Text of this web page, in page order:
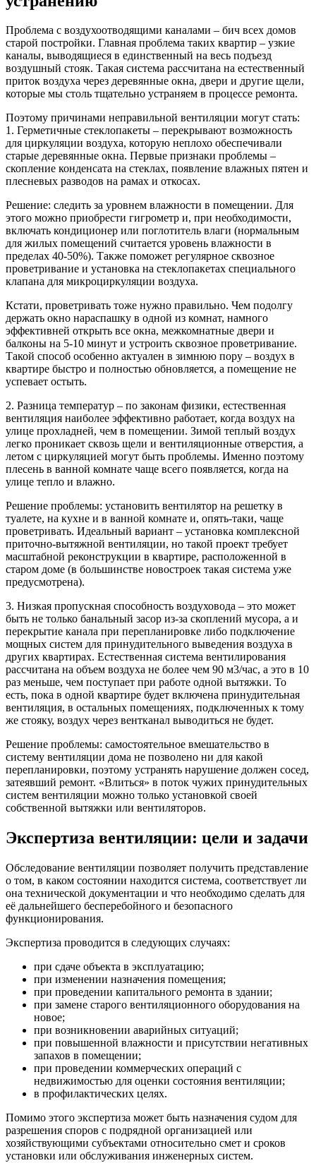
Проблема с воздухоотводящими каналами – бич всех домов
старой постройки. Главная проблема таких квартир – узкие
каналы, выводящиеся в единственный на весь подъезд
воздушный стояк. Такая система рассчитана на естественный
приток воздуха через деревянные окна, двери и другие щели,
которые мы столь тщательно устраняем в процессе ремонта.
Поэтому причинами неправильной вентиляции могут стать:
1. Герметичные стеклопакеты – перекрывают возможность
для циркуляции воздуха, которую неплохо обеспечивали
старые деревянные окна. Первые признаки проблемы –
скопление конденсата на стеклах, появление влажных пятен и
плесневых разводов на рамах и откосах.
Решение: следить за уровнем влажности в помещении. Для
этого можно приобрести гигрометр и, при необходимости,
включать кондиционер или поглотитель влаги (нормальным
для жилых помещений считается уровень влажности в
пределах 40-50%). Также поможет регулярное сквозное
проветривание и установка на стеклопакетах специального
клапана для микроциркуляции воздуха.
Кстати, проветривать тоже нужно правильно. Чем подолгу
держать окно нараспашку в одной из комнат, намного
эффективней открыть все окна, межкомнатные двери и
балконы на 5-10 минут и устроить сквозное проветривание.
Такой способ особенно актуален в зимнюю пору – воздух в
квартире быстро и полностью обновляется, а помещение не
успевает остыть.
2. Разница температур – по законам физики, естественная
вентиляция наиболее эффективно работает, когда воздух на
улице прохладней, чем в помещении. Зимой теплый воздух
легко проникает сквозь щели и вентиляционные отверстия, а
летом с циркуляцией могут быть проблемы. Именно поэтому
плесень в ванной комнате чаще всего появляется, когда на
улице тепло и влажно.
Решение проблемы: установить вентилятор на решетку в
туалете, на кухне и в ванной комнате и, опять-таки, чаще
проветривать. Идеальный вариант – установка комплексной
приточно-вытяжной вентиляции, но такой проект требует
масштабной реконструкции в квартире, расположенной в
старом доме (в большинстве новостроек такая система уже
предусмотрена).
3. Низкая пропускная способность воздуховода – это может
быть не только банальный засор из-за скоплений мусора, а и
перекрытие канала при перепланировке либо подключение
мощных систем для принудительного выведения воздуха в
других квартирах. Естественная система вентилирования
рассчитана на объем воздуха не более чем 90 м3/час, а это в 10
раз меньше, чем поступает при работе одной вытяжки. То
есть, пока в одной квартире будет включена принудительная
вентиляция, в остальных помещениях, подключенных к тому
же стояку, воздух через вентканал выводиться не будет.
Решение проблемы: самостоятельное вмешательство в
систему вентиляции дома не позволено ни для какой
перепланировки, поэтому устранять нарушение должен сосед,
затеявший ремонт. «Влиться» в поток чужих принудительных
систем вентиляции можно только установкой своей
собственной вытяжки или вентиляторов.
Экспертиза вентиляции: цели и задачи
Обследование вентиляции позволяет получить представление
о том, в каком состоянии находится система, соответствует ли
она технической документации и что необходимо сделать для
её дальнейшего бесперебойного и безопасного
функционирования.
Экспертиза проводится в следующих случаях:
при сдаче объекта в эксплуатацию;
при изменении назначения помещения;
при проведении капитального ремонта в здании;
при замене старого вентиляционного оборудования на
новое;
при возникновении аварийных ситуаций;
при повышенной влажности и присутствии негативных
запахов в помещении;
при проведении коммерческих операций с
недвижимостью для оценки состояния вентиляции;
в профилактических целях.
Помимо этого экспертиза может быть назначения судом для
разрешения споров с подрядной организацией или
хозяйствующими субъектами относительно смет и сроков
установки или обслуживания инженерных систем.